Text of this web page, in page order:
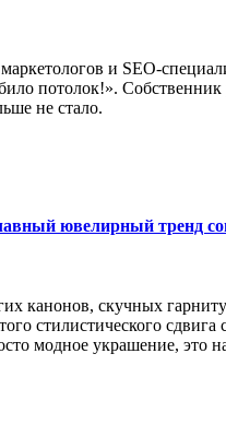
и SEO-
потолок!».
не стало.
ювелирный тренд
канонов, скучных
стилистического
модное украшение, это